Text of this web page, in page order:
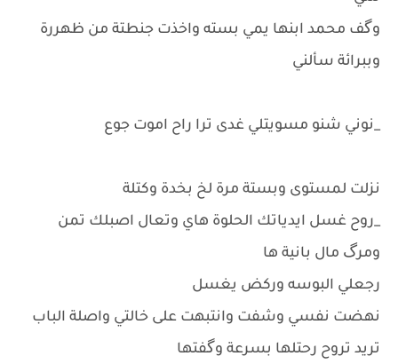
وگف محمد ابنها يمي بسته واخذت جنطتة من ظهررة
وببرائة سألني
_نوني شنو مسويتلي غدى ترا راح اموت جوع
نزلت لمستوى وبستة مرة لخ بخدة وكتلة
_روح غسل ايدياتك الحلوة هاي وتعال اصبلك تمن
ومرگ مال بانية ها
رجعلي البوسه وركض يغسل
نهضت نفسي وشفت وانتبهت على خالتي واصلة الباب
تريد تروح رحتلها بسرعة وگفتها